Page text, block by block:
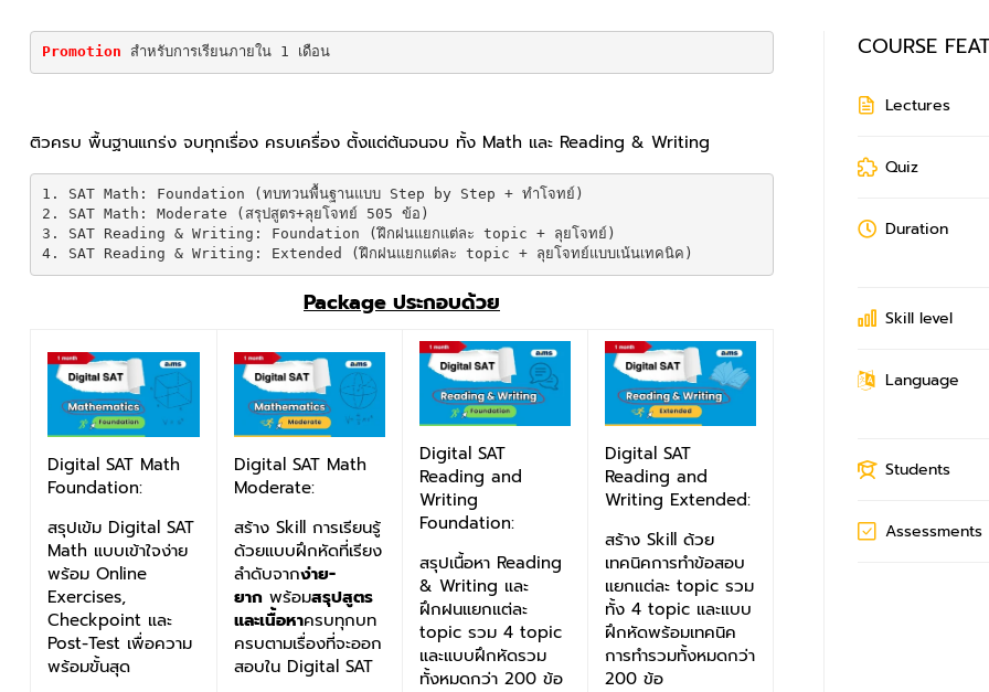
Promotion สำหรับการเรียนภายใน 1 เดือน
ติวครบ พื้นฐานแกร่ง จบทุกเรื่อง ครบเครื่อง ตั้งแต่ต้นจนจบ ทั้ง Math และ Reading & Writing
1. SAT Math: Foundation (ทบทวนพื้นฐานแบบ Step by Step + ทำโจทย์)
2. SAT Math: Moderate (สรุปสูตร+ลุยโจทย์ 505 ข้อ)
3. SAT Reading & Writing: Foundation (ฝึกฝนแยกแต่ละ topic + ลุยโจทย์)
4. SAT Reading & Writing: Extended (ฝึกฝนแยกแต่ละ topic + ลุยโจทย์แบบเน้นเทคนิค)
Package ประกอบด้วย
Digital SAT Math
Foundation:
สรุปเข้ม Digital SAT
Math แบบเข้าใจง่าย
พร้อม Online
Exercises,
Checkpoint และ
Post-Test เพื่อความ
พร้อมขั้นสุด
Digital SAT Math
Moderate:
สร้าง Skill การเรียนรู้
ด้วยแบบฝึกหัดที่เรียง
ลำดับจากง่าย-
ยาก พร้อมสรุปสูตร
และเนื้อหาครบทุกบท
ครบตามเรื่องที่จะออก
สอบใน Digital SAT
Digital SAT
Reading and
Writing
Foundation:
สรุปเนื้อหา Reading
& Writing และ
ฝึกฝนแยกแต่ละ
topic รวม 4 topic
และแบบฝึกหัดรวม
ทั้งหมดกว่า 200 ข้อ
Digital SAT
Reading and
Writing Extended:
สร้าง Skill ด้วย
เทคนิคการทำข้อสอบ
แยกแต่ละ topic รวม
ทั้ง 4 topic และแบบ
ฝึกหัดพร้อมเทคนิค
การทำรวมทั้งหมดกว่า
200 ข้อ
COURSE
Lectures
Quiz
Duration
Skill level
Language
Students
Assessments